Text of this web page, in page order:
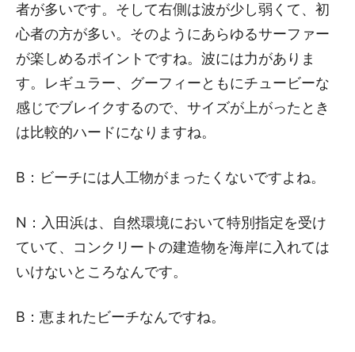
者が多いです。そして右側は波が少し弱くて、初
心者の方が多い。そのようにあらゆるサーファー
が楽しめるポイントですね。波には力がありま
す。レギュラー、グーフィーともにチュービーな
感じでブレイクするので、サイズが上がったとき
は比較的ハードになりますね。
B：ビーチには人工物がまったくないですよね。
N：入田浜は、自然環境において特別指定を受け
ていて、コンクリートの建造物を海岸に入れては
いけないところなんです。
B：恵まれたビーチなんですね。